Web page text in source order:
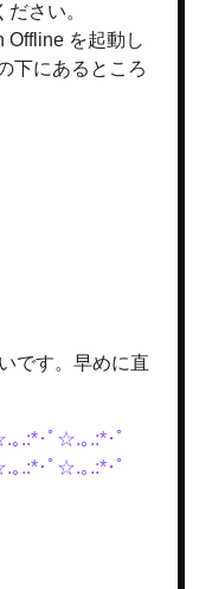
さい。
Offline を起動し
下にあるところ
です。早めに直
.:*･ﾟ☆.｡.:*･ﾟ
.:*･ﾟ☆.｡.:*･ﾟ